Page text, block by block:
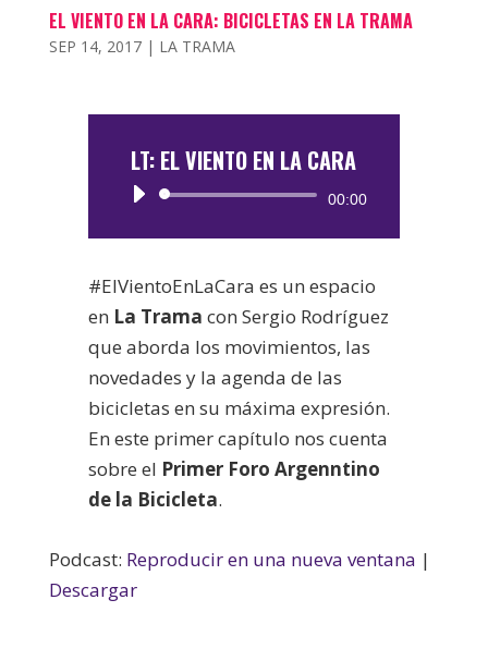
EL VIENTO EN LA CARA: BICICLETAS EN LA TRAMA
SEP 14, 2017| LA TRAMA
LT: EL VIENTO EN LA CARA
Reproductor
00:00
#ElVientoEnLaCara es un espacio
en La Trama con Sergio Rodríguez
que aborda los movimientos, las
novedades y la agenda de las
bicicletas en su máxima expresión.
En este primer capítulo nos cuenta
sobre el Primer Foro Argenntino
de la Bicicleta.
Podcast: Reproducir en una nueva ventana |
Descargar